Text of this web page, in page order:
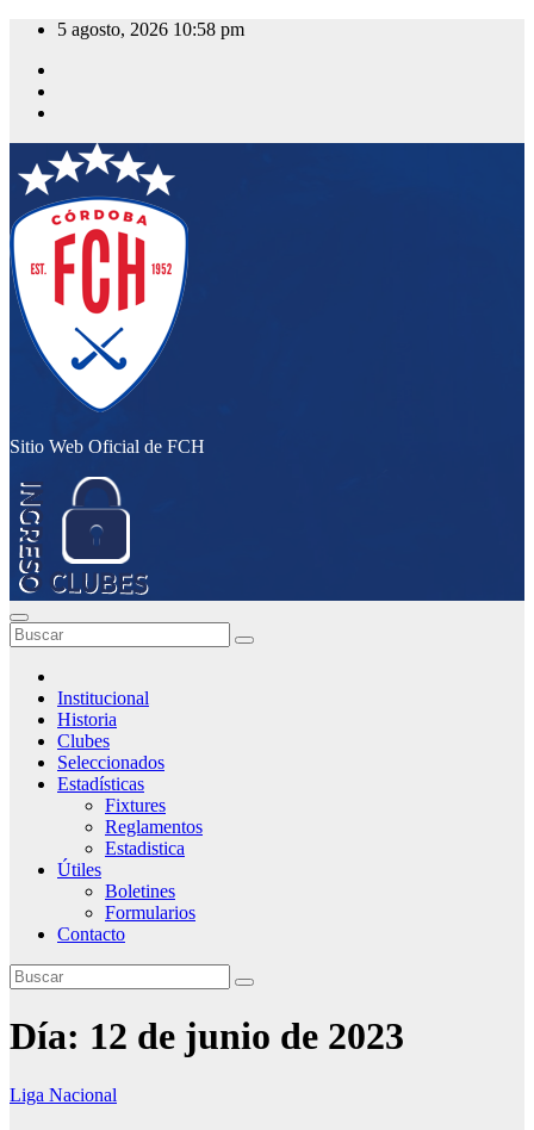
Saltar
contenido
5 agosto, 2026 10:58 pm
Sitio Web Oficial de FCH
Institucional
Historia
Clubes
Seleccionados
Estadísticas
Fixtures
Reglamentos
Estadistica
Útiles
Boletines
Formularios
Contacto
Día: 12 de junio de 2023
Liga Nacional